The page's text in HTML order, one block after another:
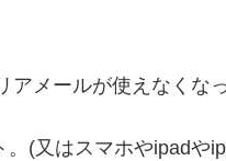
アメールが使えなくな
。(又はスマホやipadや